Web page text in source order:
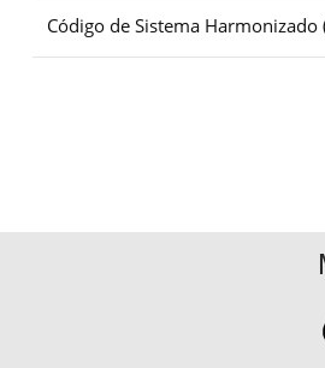
Código de Sistema Harmonizado